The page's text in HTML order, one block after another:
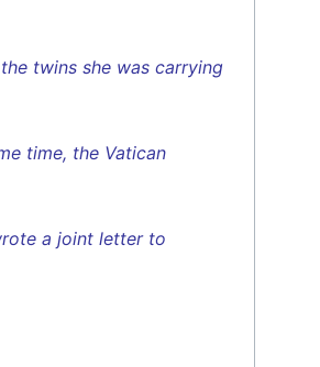
twins she was carrying
time, the Vatican
a joint letter to